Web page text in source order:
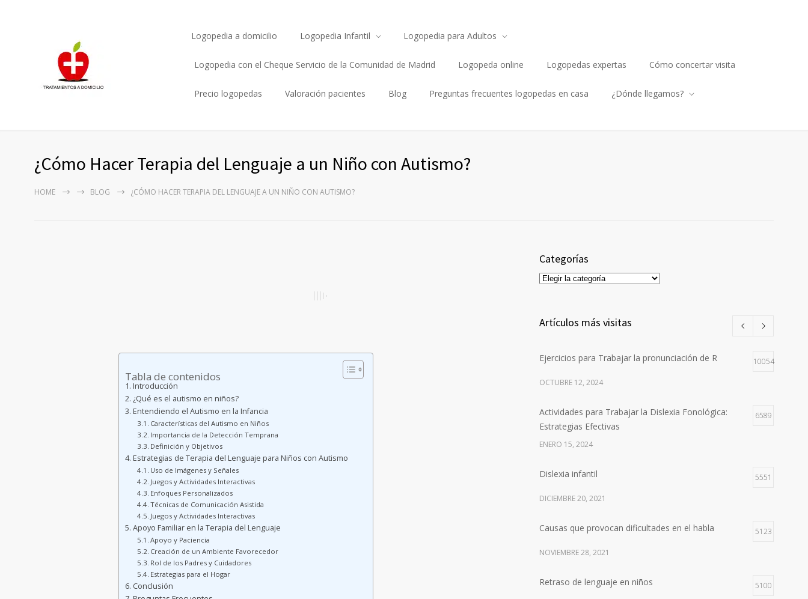
Logopedia a domicilio Logopedia Infantil Logopedia para Adultos
Logopedia con el Cheque Servicio de la Comunidad de Madrid Logopeda online Logopedas expertas Cómo concertar visita
Precio logopedas Valoración pacientes Blog Preguntas frecuentes logopedas en casa ¿Dónde llegamos?
¿Cómo Hacer Terapia del Lenguaje a un Niño con Autismo?
HOME BLOG ¿CÓMO HACER TERAPIA DEL LENGUAJE A UN NIÑO CON AUTISMO?
Tabla de contenidos
Introducción
¿Qué es el autismo en niños?
Entendiendo el Autismo en la Infancia
Características del Autismo en Niños
Importancia de la Detección Temprana
Definición y Objetivos
Estrategias de Terapia del Lenguaje para Niños con Autismo
Uso de Imágenes y Señales
Juegos y Actividades Interactivas
Enfoques Personalizados
Técnicas de Comunicación Asistida
Juegos y Actividades Interactivas
Apoyo Familiar en la Terapia del Lenguaje
Apoyo y Paciencia
Creación de un Ambiente Favorecedor
Rol de los Padres y Cuidadores
Estrategias para el Hogar
Conclusión
Categorías
Categorías
Artículos más visitas
Ejercicios para Trabajar la pronunciación de R 10054
OCTUBRE 12, 2024
Actividades para Trabajar la Dislexia Fonológica:
Estrategias Efectivas
6589
ENERO 15, 2024
Dislexia infantil 5551
DICIEMBRE 20, 2021
Causas que provocan dificultades en el habla 5123
NOVIEMBRE 28, 2021
Retraso de lenguaje en niños 5100